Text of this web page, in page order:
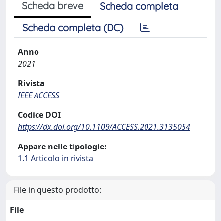
Scheda breve
Scheda completa
Scheda completa (DC)
Anno
2021
Rivista
IEEE ACCESS
Codice DOI
https://dx.doi.org/10.1109/ACCESS.2021.3135054
Appare nelle tipologie:
1.1 Articolo in rivista
File in questo prodotto:
File